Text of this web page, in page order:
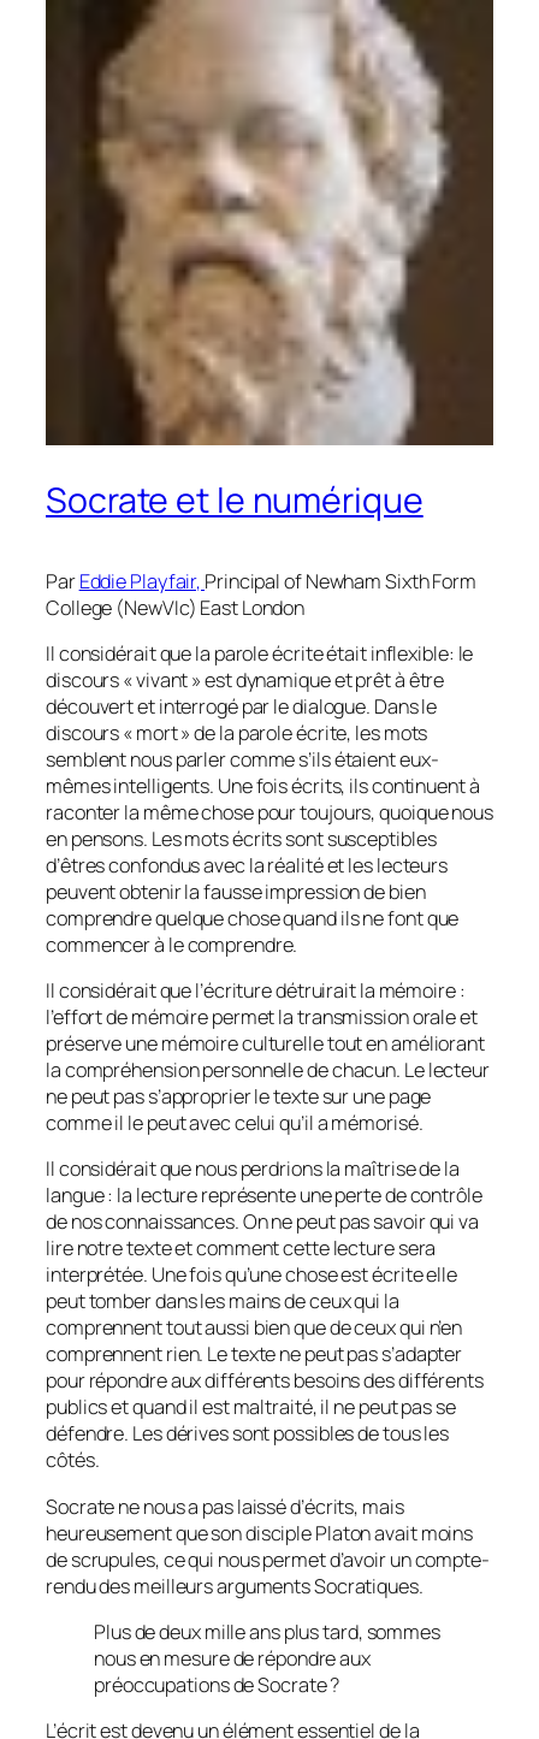
Socrate et le numérique
ParEddie Playfair, Principal of Newham Sixth Form
College (NewVIc) East London
Il considérait que la parole écrite était inflexible: le
discours «vivant» est dynamique et prêt à être
découvert et interrogé par le dialogue. Dans le
discours «mort» de la parole écrite, les mots
semblent nous parler comme s’ils étaient eux-
mêmes intelligents. Une fois écrits, ils continuent à
raconter la même chose pour toujours, quoique nous
en pensons. Les mots écrits sont susceptibles
d’êtres confondus avec la réalité et les lecteurs
peuvent obtenir la fausse impression de bien
comprendre quelque chose quand ils ne font que
commencer à le comprendre.
Il considérait que l’écriture détruirait la mémoire :
l’effort de mémoire permet la transmission orale et
préserve une mémoire culturelle tout en améliorant
la compréhension personnelle de chacun. Le lecteur
ne peut pas s’approprier le texte sur une page
comme il le peut avec celui qu’il a mémorisé.
Il considérait que nous perdrions la maîtrise de la
langue : la lecture représente une perte de contrôle
de nos connaissances. On ne peut pas savoir qui va
lire notre texte et comment cette lecture sera
interprétée. Une fois qu’une chose est écrite elle
peut tomber dans les mains de ceux qui la
comprennent tout aussi bien que de ceux qui n’en
comprennent rien. Le texte ne peut pas s’adapter
pour répondre aux différents besoins des différents
publics et quand il est maltraité, il ne peut pas se
défendre. Les dérives sont possibles de tous les
côtés.
Socrate ne nous a pas laissé d’écrits, mais
heureusement que son disciple Platon avait moins
de scrupules, ce qui nous permet d’avoir un compte-
rendu des meilleurs arguments Socratiques.
Plus de deux mille ans plus tard, sommes
nous en mesure de répondre aux
préoccupations de Socrate ?
L’écrit est devenu un élément essentiel de la